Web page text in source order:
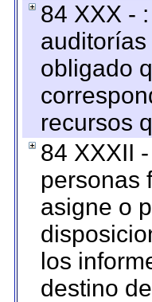
84 XXX -
obligado
recursos
84 XXXII
personas
asigne o
los
destino